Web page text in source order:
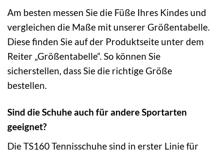
Am besten messen Sie die Füße Ihres Kindes und
vergleichen die Maße mit unserer Größentabelle.
Diese finden Sie auf der Produktseite unter dem
Reiter „Größentabelle“. So können Sie
sicherstellen, dass Sie die richtige Größe
bestellen.
Sind die Schuhe auch für andere Sportarten
geeignet?
Die TS160 Tennisschuhe sind in erster Linie für